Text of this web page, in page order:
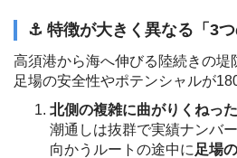
⚓️ 特徴が大きく異なる「3つ
高須港から海へ伸びる陸続きの堤
足場の安全性やポテンシャルが
北側の複雑に曲がりくねっ
潮通しは抜群で実績ナンバ
向かうルートの途中に 足場